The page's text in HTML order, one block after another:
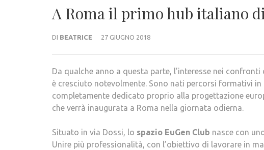
A Roma il primo hub italiano
DI BEATRICE 27 GIUGNO 2018
Da qualche anno a questa parte, l’interesse nei confronti
è cresciuto notevolmente. Sono nati percorsi formativi
completamente dedicato proprio alla progettazione
che verrà inaugurata a Roma nella giornata odierna.
Situato in via Dossi, lo spazio EuGen Club nasce con
Unire più professionalità, con l’obiettivo di lavorare in